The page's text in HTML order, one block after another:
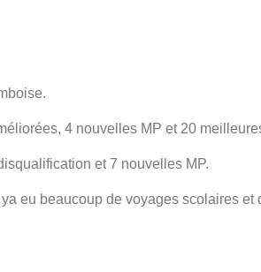
4 nouvelles MP et 20
et 7 nouvelles MP.
eu beaucoup de voyages scolaires et